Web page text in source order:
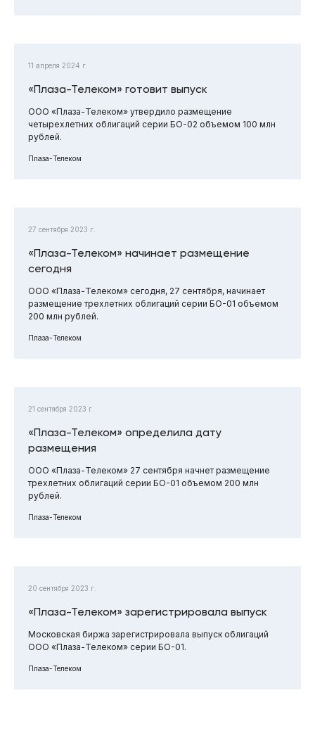
11 апреля 2024 г.
«Плаза-Телеком» готовит выпуск
ООО «Плаза-Телеком» утвердило размещение
четырехлетних облигаций серии БО-02 объемом 100 млн
рублей.
Плаза-Телеком
27 сентября 2023 г.
«Плаза-Телеком» начинает размещение
сегодня
ООО «Плаза-Телеком» сегодня, 27 сентября, начинает
размещение трехлетних облигаций серии БО-01 объемом
200 млн рублей.
Плаза-Телеком
21 сентября 2023 г.
«Плаза-Телеком» определила дату
размещения
ООО «Плаза-Телеком» 27 сентября начнет размещение
трехлетних облигаций серии БО-01 объемом 200 млн
рублей.
Плаза-Телеком
20 сентября 2023 г.
«Плаза-Телеком» зарегистрировала выпуск
Московская биржа зарегистрировала выпуск облигаций
ООО «Плаза-Телеком» серии БО-01.
Плаза-Телеком